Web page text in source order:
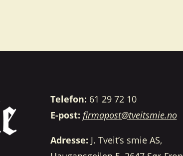
Telefon: 61 29 72 10
E-post: firmapost@tveitsmie.no
Adresse: J. Tveit’s smie AS,